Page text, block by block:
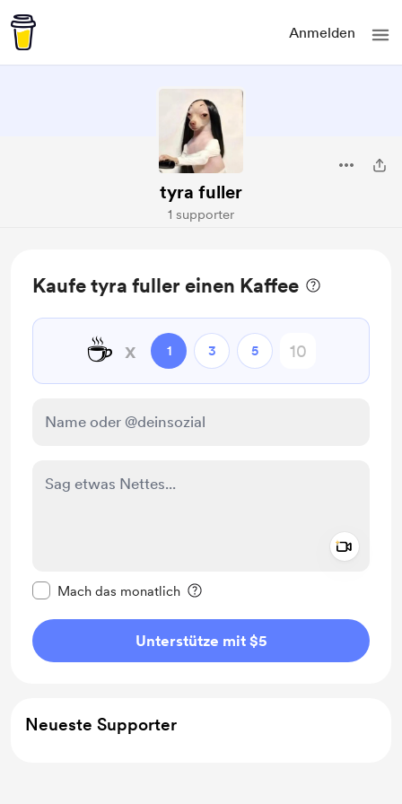
Anmelden
tyra fuller
1 supporter
Kaufe tyra fuller einen Kaffee
☕ x 1 3 5
Mach das monatlich
Unterstütze mit $5
Neueste Supporter